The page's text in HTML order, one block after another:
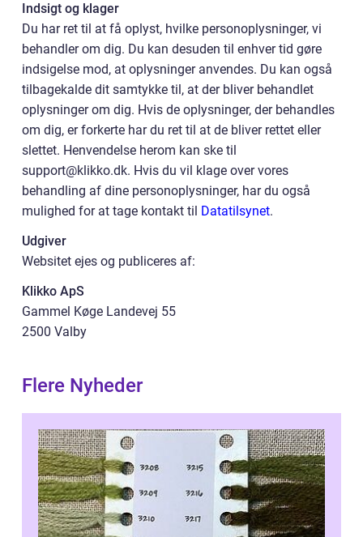
Indsigt og klager
Du har ret til at få oplyst, hvilke personoplysninger, vi
behandler om dig. Du kan desuden til enhver tid gøre
indsigelse mod, at oplysninger anvendes. Du kan også
tilbagekalde dit samtykke til, at der bliver behandlet
oplysninger om dig. Hvis de oplysninger, der behandles
om dig, er forkerte har du ret til at de bliver rettet eller
slettet. Henvendelse herom kan ske til
support@klikko.dk. Hvis du vil klage over vores
behandling af dine personoplysninger, har du også
mulighed for at tage kontakt til Datatilsynet.
Udgiver
Websitet ejes og publiceres af:
Klikko ApS
Gammel Køge Landevej 55
2500 Valby
Flere Nyheder